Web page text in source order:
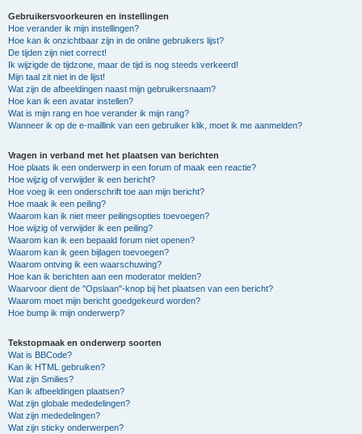
Gebruikersvoorkeuren en instellingen
Hoe verander ik mijn instellingen?
Hoe kan ik onzichtbaar zijn in de online gebruikers lijst?
De tijden zijn niet correct!
Ik wijzigde de tijdzone, maar de tijd is nog steeds verkeerd!
Mijn taal zit niet in de lijst!
Wat zijn de afbeeldingen naast mijn gebruikersnaam?
Hoe kan ik een avatar instellen?
Wat is mijn rang en hoe verander ik mijn rang?
Wanneer ik op de e-maillink van een gebruiker klik, moet ik me aanmelden?
Vragen in verband met het plaatsen van berichten
Hoe plaats ik een onderwerp in een forum of maak een reactie?
Hoe wijzig of verwijder ik een bericht?
Hoe voeg ik een onderschrift toe aan mijn bericht?
Hoe maak ik een peiling?
Waarom kan ik niet meer peilingsopties toevoegen?
Hoe wijzig of verwijder ik een peiling?
Waarom kan ik een bepaald forum niet openen?
Waarom kan ik geen bijlagen toevoegen?
Waarom ontving ik een waarschuwing?
Hoe kan ik berichten aan een moderator melden?
Waarvoor dient de "Opslaan"-knop bij het plaatsen van een bericht?
Waarom moet mijn bericht goedgekeurd worden?
Hoe bump ik mijn onderwerp?
Tekstopmaak en onderwerp soorten
Wat is BBCode?
Kan ik HTML gebruiken?
Wat zijn Smilies?
Kan ik afbeeldingen plaatsen?
Wat zijn globale mededelingen?
Wat zijn mededelingen?
Wat zijn sticky onderwerpen?